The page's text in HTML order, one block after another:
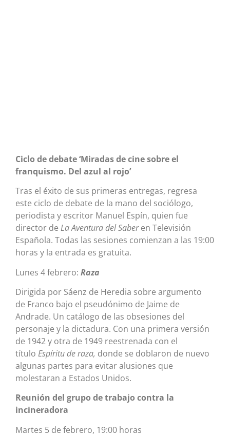
Ciclo de debate ‘Miradas de cine sobre el
franquismo. Del azul al rojo’
Tras el éxito de sus primeras entregas, regresa
este ciclo de debate de la mano del sociólogo,
periodista y escritor Manuel Espín, quien fue
director de La Aventura del Saberen Televisión
Española. Todas las sesiones comienzan a las 19:00
horas y la entrada es gratuita.
​Lunes 4 febrero: Raza
Dirigida por Sáenz de Heredia sobre argumento
de Franco bajo el pseudónimo de Jaime de
Andrade. Un catálogo de las obsesiones del
personaje y la dictadura. Con una primera versión
de 1942 y otra de 1949 reestrenada con el
título Espíritu de raza, donde se doblaron de nuevo
algunas partes para evitar alusiones que
molestaran a Estados Unidos.
Reunión del grupo de trabajo contra la
incineradora
Martes 5 de febrero, 19:00 horas